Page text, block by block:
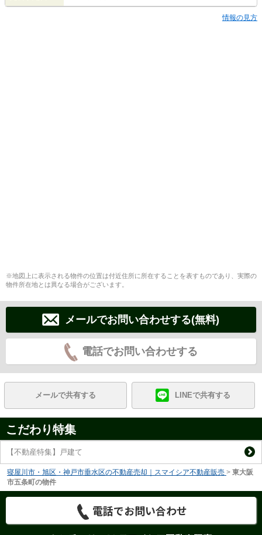
情報の見方
※地図上に表示される物件の位置は付近住所に所在することを表すものであり、実際の
物件所在地とは異なる場合がございます。
メールでお問い合わせする(無料)
電話でお問い合わせする
メールで共有する LINEで共有する
こだわり特集
【不動産特集】戸建て
寝屋川市・旭区・神戸市垂水区の不動産売却｜スマイシア不動産販売 > 東大阪
市五条町の物件
電話でお問い合わせ